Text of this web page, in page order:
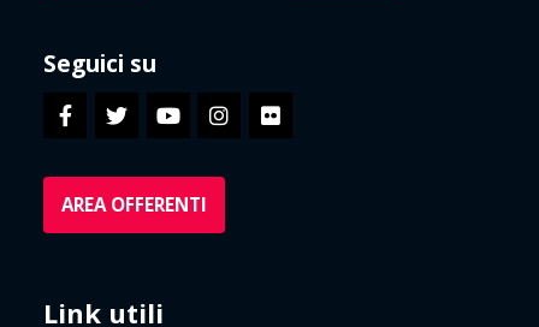
Seguici su
AREA OFFERENTI
Link utili